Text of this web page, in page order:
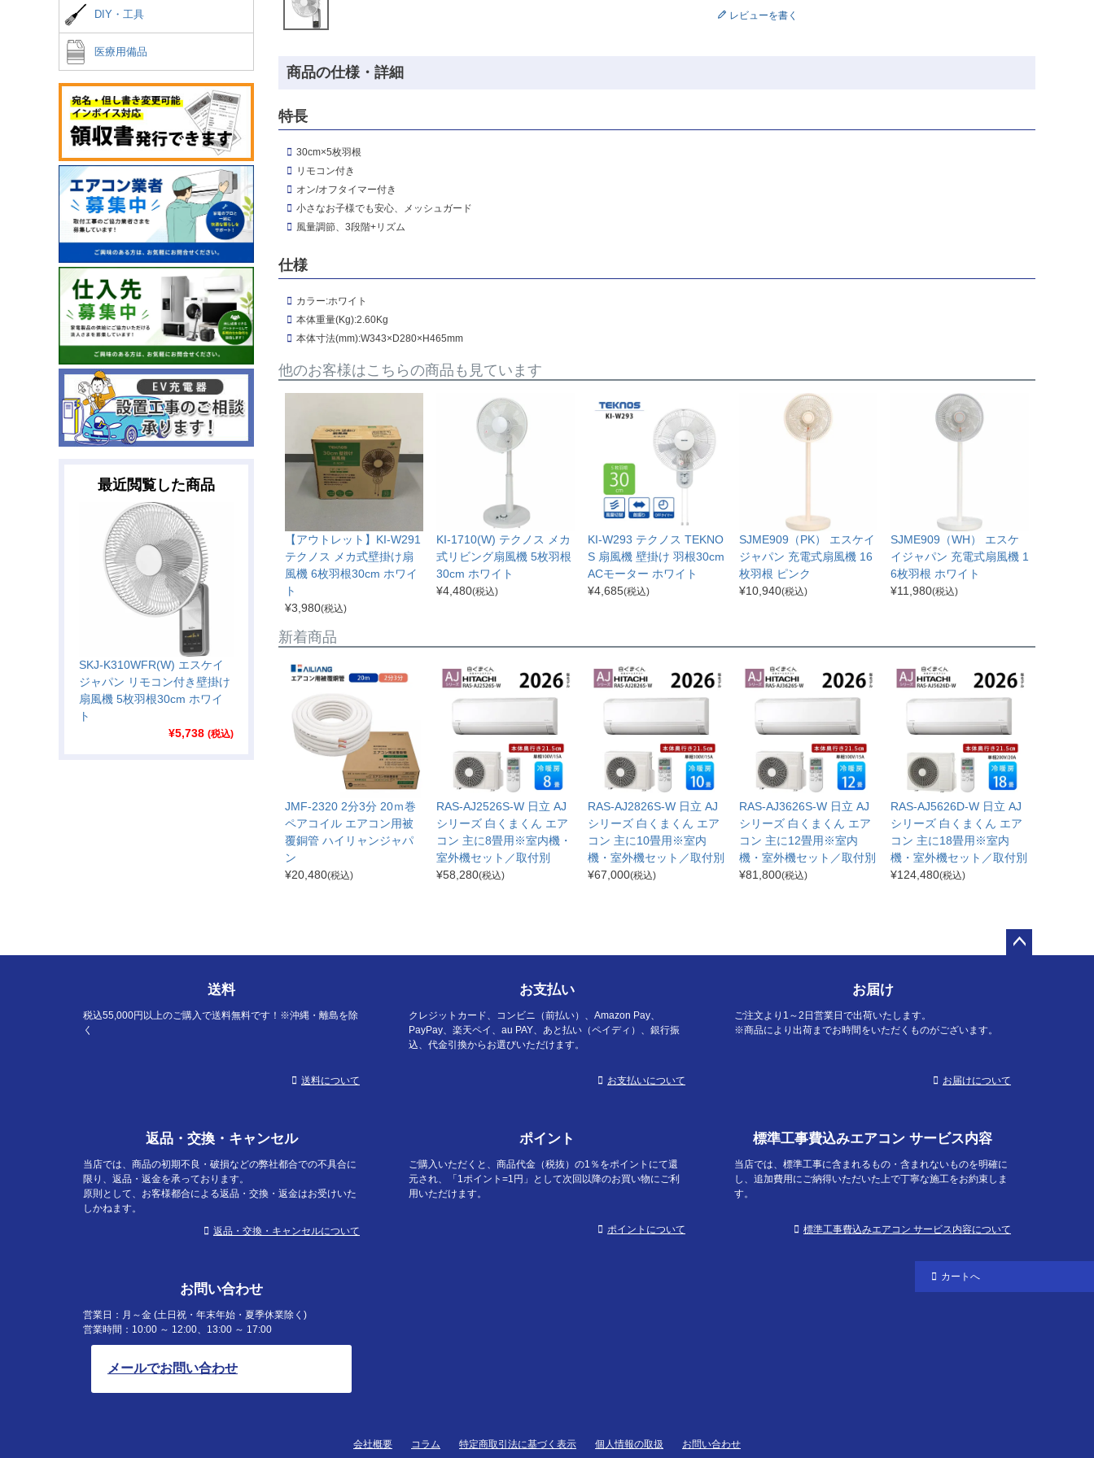
DIY・工具
医療用備品
最近閲覧した商品
SKJ-K310WFR(W) エスケイ
ジャパン リモコン付き壁掛け
扇風機 5枚羽根30cm ホワイ
ト
¥5,738 (税込)
カートへ
レビューを書く
商品の仕様・詳細
特長
30cm×5枚羽根
リモコン付き
オン/オフタイマー付き
小さなお子様でも安心、メッシュガード
風量調節、3段階+リズム
仕様
カラー:ホワイト
本体重量(Kg):2.60Kg
本体寸法(mm):W343×D280×H465mm
他のお客様はこちらの商品も見ています
【アウトレット】KI-W291
テクノス メカ式壁掛け扇
風機 6枚羽根30cm ホワイ
ト
¥3,980(税込)
KI-1710(W) テクノス メカ
式リビング扇風機 5枚羽根
30cm ホワイト
¥4,480(税込)
KI-W293 テクノス TEKNO
S 扇風機 壁掛け 羽根30cm
ACモーター ホワイト
¥4,685(税込)
SJME909（PK） エスケイ
ジャパン 充電式扇風機 16
枚羽根 ピンク
¥10,940(税込)
SJME909（WH） エスケ
イジャパン 充電式扇風機 1
6枚羽根 ホワイト
¥11,980(税込)
新着商品
JMF-2320 2分3分 20ｍ巻
ペアコイル エアコン用被
覆銅管 ハイリャンジャパ
ン
¥20,480(税込)
RAS-AJ2526S-W 日立 AJ
シリーズ 白くまくん エア
コン 主に8畳用※室内機・
室外機セット／取付別
¥58,280(税込)
RAS-AJ2826S-W 日立 AJ
シリーズ 白くまくん エア
コン 主に10畳用※室内
機・室外機セット／取付別
¥67,000(税込)
RAS-AJ3626S-W 日立 AJ
シリーズ 白くまくん エア
コン 主に12畳用※室内
機・室外機セット／取付別
¥81,800(税込)
RAS-AJ5626D-W 日立 AJ
シリーズ 白くまくん エア
コン 主に18畳用※室内
機・室外機セット／取付別
¥124,480(税込)
送料
税込55,000円以上のご購入で送料無料です！※沖縄・離島を除
く
送料について
お支払い
クレジットカード、コンビニ（前払い）、Amazon Pay、
PayPay、楽天ペイ、au PAY、あと払い（ペイディ）、銀行振
込、代金引換からお選びいただけます。
お支払いについて
お届け
ご注文より1～2日営業日で出荷いたします。
※商品により出荷までお時間をいただくものがございます。
お届けについて
返品・交換・キャンセル
当店では、商品の初期不良・破損などの弊社都合での不具合に
限り、返品・返金を承っております。
原則として、お客様都合による返品・交換・返金はお受けいた
しかねます。
返品・交換・キャンセルについて
ポイント
ご購入いただくと、商品代金（税抜）の1％をポイントにて還
元され、「1ポイント=1円」として次回以降のお買い物にご利
用いただけます。
ポイントについて
標準工事費込みエアコン サービス内容
当店では、標準工事に含まれるもの・含まれないものを明確に
し、追加費用にご納得いただいた上で丁寧な施工をお約束しま
す。
標準工事費込みエアコン サービス内容について
お問い合わせ
営業日：月～金 (土日祝・年末年始・夏季休業除く)
営業時間：10:00 ～ 12:00、13:00 ～ 17:00
メールでお問い合わせ
会社概要 コラム 特定商取引法に基づく表示 個人情報の取扱 お問い合わせ